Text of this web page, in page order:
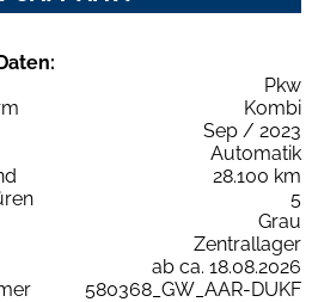
Pkw
Kombi
Sep / 2023
Automatik
28.100 km
5
Grau
Zentrallager
ab ca. 18.08.2026
580368_GW_AAR-DUKF